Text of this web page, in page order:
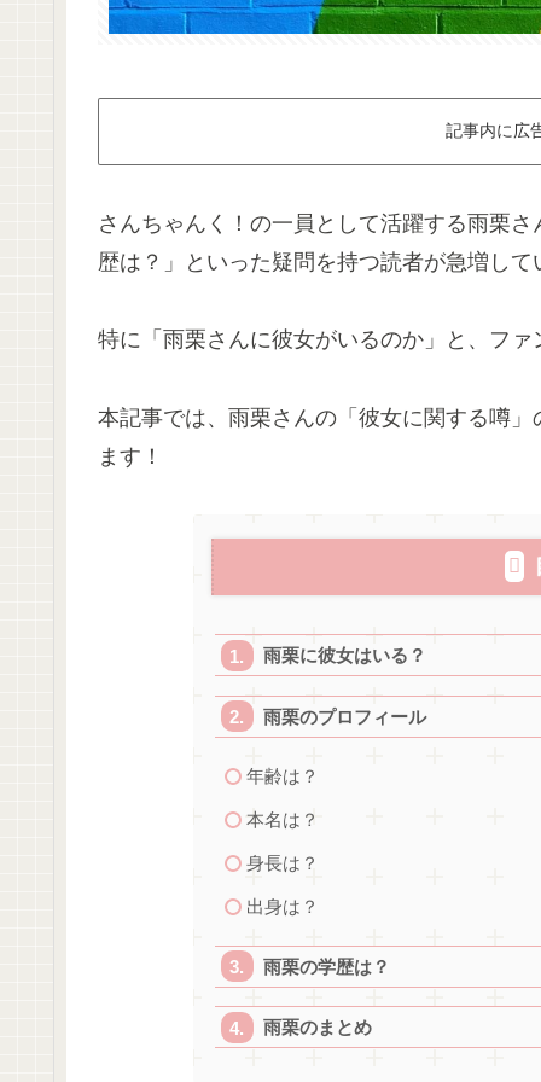
記事内に広
さんちゃんく！の一員として活躍する雨栗
歴は？」といった疑問を持つ読者が急増して
特に「雨栗さんに彼女がいるのか」と、フ
本記事では、雨栗さんの「彼女に関する噂
ます！
雨栗に彼女はいる？
雨栗のプロフィール
年齢は？
本名は？
身長は？
出身は？
雨栗の学歴は？
雨栗のまとめ